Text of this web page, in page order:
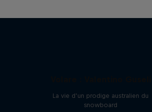
La vie d’un prodige australien du
snowboard